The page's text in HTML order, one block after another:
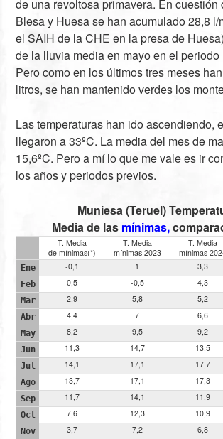
de una revoltosa primavera. En cuestión
Blesa y Huesa se han acumulado 28,8 l/
el SAIH de la CHE en la presa de
de la lluvia media en mayo en el periodo
Pero como en los últimos tres meses
litros, se han mantenido verdes los
Las temperaturas han ido ascendiendo,
llegaron a 33ºC. La media del mes de
15,6ºC. Pero a mí lo que me vale es ir
los años y periodos previos.
Muniesa (Teruel)
Media de las mínimas,
T. Media
de mínimas(*)
T. Media
mínimas 2023
T. Media
mínimas
Ene -0,1 1 3,3
Feb 0,5 -0,5 4,3
Mar 2,9 5,8 5,2
Abr 4,4 7 6,6
May 8,2 9,5 9,2
Jun 11,3 14,7 13,5
Jul 14,1 17,1 17,7
Ago 13,7 17,1 17,3
Sep 11,7 14,1 11,9
Oct 7,6 12,3 10,9
Nov 3,7 7,2 6,8